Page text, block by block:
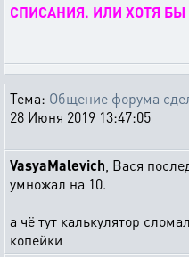
СПИСАНИЯ. ИЛИ ХОТЯ
Тема: Общение форума
28 Июня 2019 13:47:05
VasyaMalevich , Вася
умножал на 10.
а чё тут калькулятор
копейки